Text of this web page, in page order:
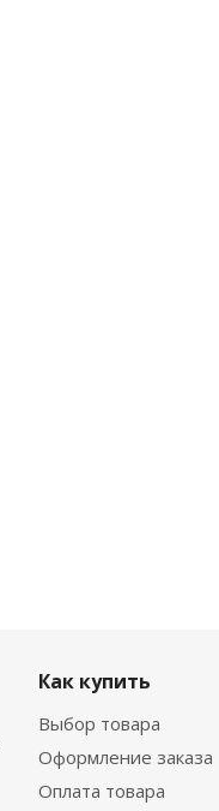
Как купить
Выбор товара
Оформление заказа
Оплата товара